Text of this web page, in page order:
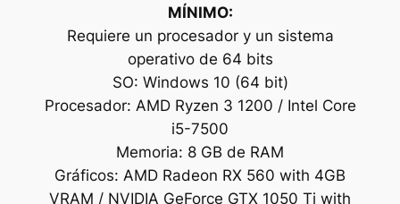
MÍNIMO:
Requiere un procesador y un sistema
operativo de 64 bits
SO: Windows 10 (64 bit)
Procesador: AMD Ryzen 3 1200 / Intel Core
i5-7500
Memoria: 8 GB de RAM
Gráficos: AMD Radeon RX 560 with 4GB
VRAM / NVIDIA GeForce GTX 1050 Ti with